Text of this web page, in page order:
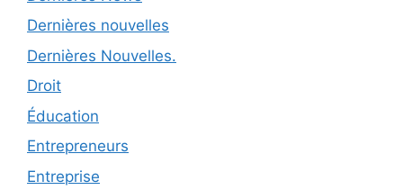
Dernières nouvelles
Dernières Nouvelles.
Droit
Éducation
Entrepreneurs
Entreprise